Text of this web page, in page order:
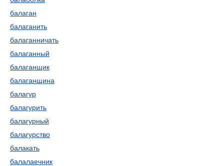
балаган
балаганить
балаганничать
балаганный
балаганщик
балаганщина
балагур
балагурить
балагурный
балагурство
балакать
балалаечник